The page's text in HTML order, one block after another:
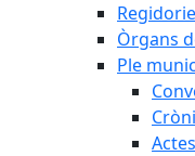
Òrgans
Ple